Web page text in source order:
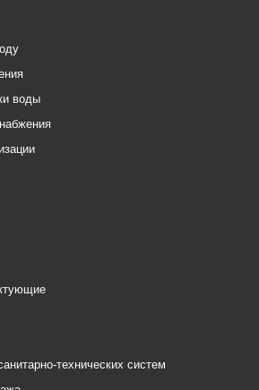
воды
технических систем